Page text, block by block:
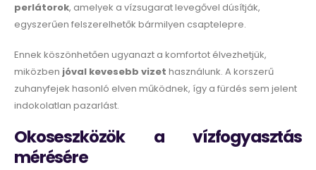
perlátorok, amelyek a vízsugarat levegővel dúsítják,
egyszerűen felszerelhetők bármilyen csaptelepre.
Ennek köszönhetően ugyanazt a komfortot élvezhetjük,
miközben jóval kevesebb vizet használunk. A korszerű
zuhanyfejek hasonló elven működnek, így a fürdés sem jelent
indokolatlan pazarlást.
Okoseszközök a vízfogyasztás
mérésére